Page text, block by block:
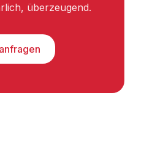
überzeugend.